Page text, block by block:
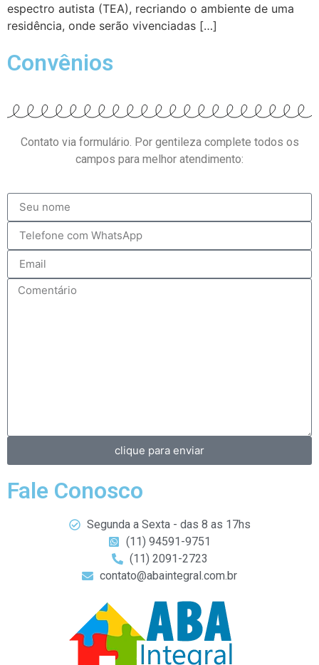
espectro autista (TEA), recriando o ambiente de uma
residência, onde serão vivenciadas […]
Convênios
Contato via formulário. Por gentileza complete todos os
campos para melhor atendimento:
clique para enviar
Fale Conosco
Segunda a Sexta - das 8 as 17hs
(11) 94591-9751
(11) 2091-2723
contato@abaintegral.com.br